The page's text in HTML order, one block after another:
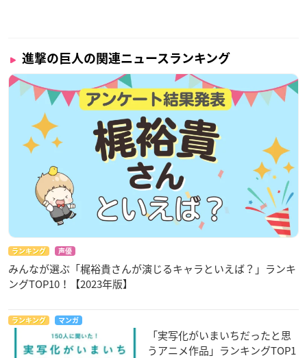
コニー・スプリンガー：下野 紘
ヒストリア・レイス：三上枝織
ジャン・キルシュタイン：谷山紀章
アニ・レオンハート：嶋村 侑
ライナー・ブラウン：細谷佳正
ハンジ・ゾエ：朴 璐美
リヴァイ・アッカーマン：神谷浩史
ジーク・イェーガー：子安武人
ファルコ・グライス：花江夏樹
ガビ・ブラウン：佐倉綾音
ピーク・フィンガー：沼倉愛美
※敬称略
進撃の巨人の関連ニュースランキング
ランキング 声優
みんなが選ぶ「梶裕貴さんが演じるキャラといえば？」ランキ
ングTOP10！【2023年版】
ランキング マンガ
「実写化がいまいちだったと思
うアニメ作品」ランキングTOP1